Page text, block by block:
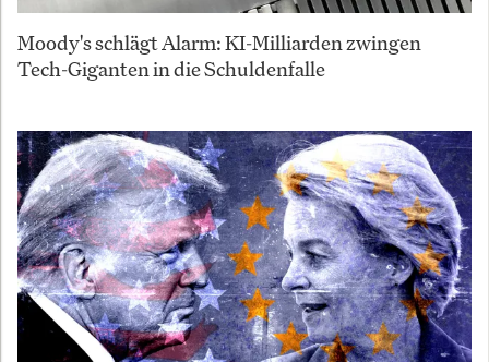
Moody's schlägt Alarm: KI-Milliarden zwingen
Tech-Giganten in die Schuldenfalle